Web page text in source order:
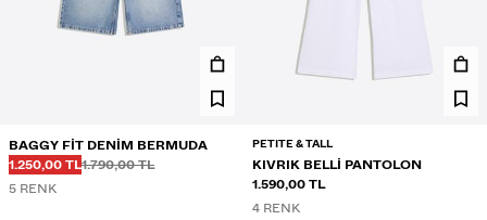
BAGGY FIT DENIM BERMUDA
İNDIRIMLI FIYAT
1.250,00 TLÖnce
1.790,00 TL
Önce
5 RENK
PETITE & TALL
KIVRIK BELLI PANTOLON
1.590,00 TL
4 RENK